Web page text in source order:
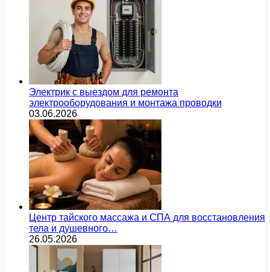
Электрик с выездом для ремонта
электрооборудования и монтажа проводки
03.06.2026
Центр тайского массажа и СПА для восстановления
тела и душевного…
26.05.2026